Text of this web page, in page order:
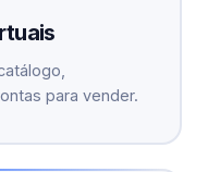
para vender.